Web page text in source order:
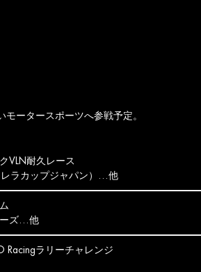
ータースポーツへ参戦予定。
VLN耐久レース
レラカップジャパン）…他
ーズ…他
ラリーチャレンジ